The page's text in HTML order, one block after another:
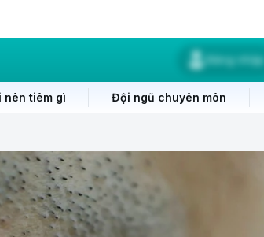
Đăng nhập
nên tiêm gì Đội ngũ chuyên môn